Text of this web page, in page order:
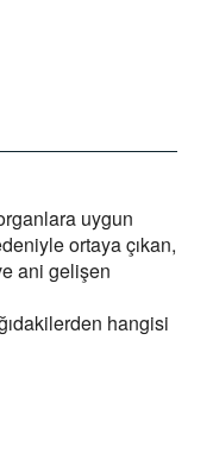
uygun
ortaya çıkan,
ani gelişen
hangisi